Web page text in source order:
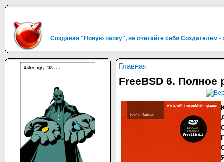
Создавая "Новую папку", не считайте себя Создателем
Главная
FreeBSD 6. Полное